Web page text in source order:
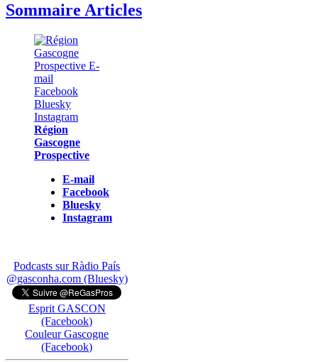
Sommaire Articles
Région
Gascogne
Prospective
E-mail
Facebook
Bluesky
Instagram
Podcasts sur Ràdio País
@gasconha.com (Bluesky)
Esprit GASCON
(Facebook)
Couleur Gascogne
(Facebook)